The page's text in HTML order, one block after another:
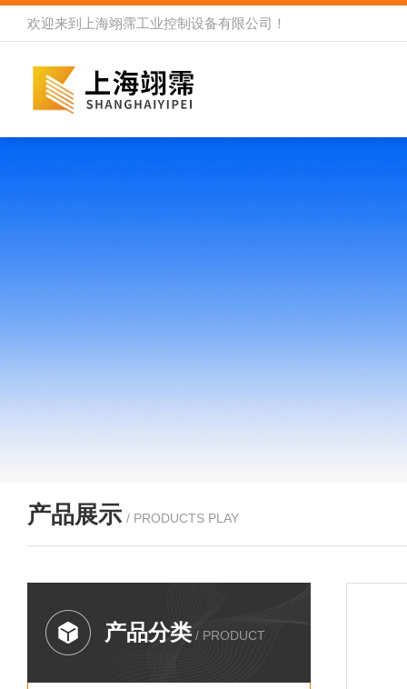
欢迎来到 上海翊霈工业控制设备有限公司 ！
产品展示 / PRODUCTS PLAY
产品分类 / PRODUCT